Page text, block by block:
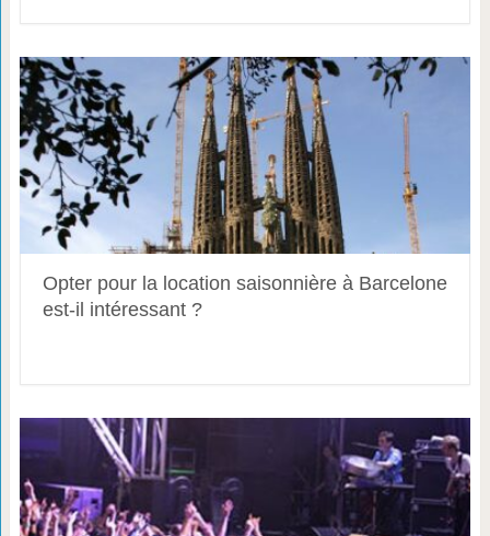
Opter pour la location saisonnière à Barcelone
est-il intéressant ?